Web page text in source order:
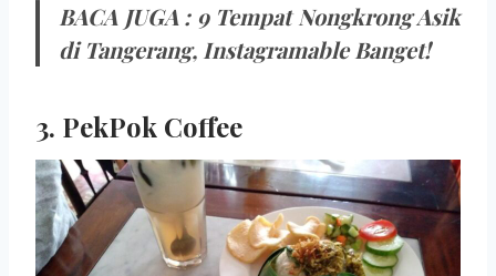
BACA JUGA : 9 Tempat Nongkrong Asik
di Tangerang, Instagramable Banget!
3. PekPok Coffee